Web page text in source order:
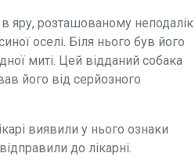
яру, розташованому неподалік
оселі. Біля нього був його
миті. Цей відданий собака
його від серйозного
виявили у нього ознаки
до лікарні.